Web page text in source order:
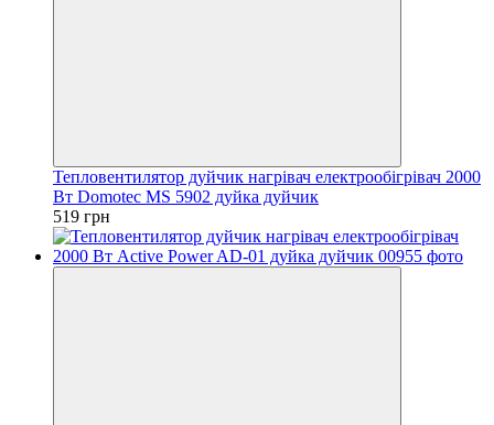
Тепловентилятор дуйчик нагрівач електрообігрівач 2000
Вт Domotec MS 5902 дуйка дуйчик
519 грн